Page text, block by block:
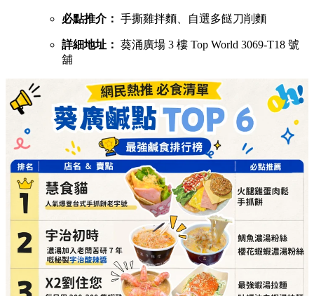
必點推介： 手撕雞拌麵、自選多餸刀削麵
詳細地址： 葵涌廣場 3 樓 Top World 3069-T18 號
舖